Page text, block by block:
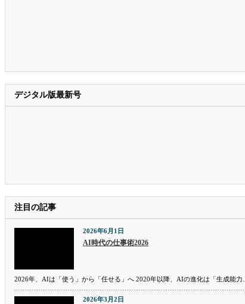
デジタル版最新号
注目の記事
2026年6月1日
AI時代の仕事術2026
2026年、AIは「使う」から「任せる」へ 2020年以降、AIの進化は「生成能力...
2026年3月2日